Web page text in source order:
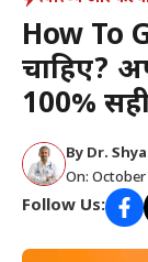
How To
चाहिए?
100%
By Dr.
On: October
Follow Us: